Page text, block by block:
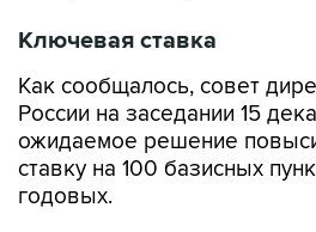
Ключевая ставка
Как сообщалось, совет
России на заседании 15
ожидаемое решение
ставку на 100 базисных
годовых.